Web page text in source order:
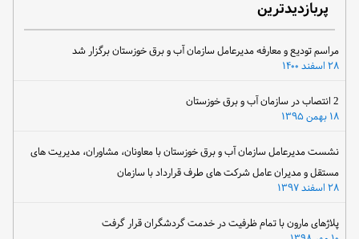
پربازدیدترین
مراسم تودیع و معارفه مدیرعامل سازمان آب و برق خوزستان برگزار شد
۲۸ اسفند ۱۴۰۰
۱۸ بهمن ۱۳۹۵
نشست مدیرعامل سازمان آب و برق خوزستان با معاونان، مشاوران، مدیریت های
مستقل و مدیران عامل شرکت های طرف قرارداد با سازمان
۲۸ اسفند ۱۳۹۷
پلاژهای مارون با تمام ظرفیت در خدمت گردشگران قرار گرفت